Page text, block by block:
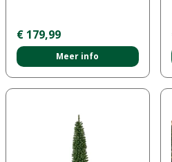
€ 179,99
Meer info